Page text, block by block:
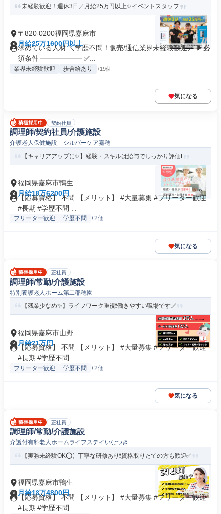
未経験歓迎！週休3日／月給25万円以上✨イベントスタッフ
〒820-0200福岡県嘉麻市
月給25万1600円以上
求めている人材 ＼学歴不問！販売/通信業界未経験歓迎／ ▶必
須条件 ━━━━━━ ✅...
業界未経験歓迎 歩合給あり +19個
気になる
契約社員
調理師/契約社員/介護施設
介護老人保健施設 シルバーケア嘉穂
【キャリアアップに✨】経験・スキルは給与でしっかり評価❗️
福岡県嘉麻市鴨生
月給18万6200円
【応募資格】 不問 【メリット】 #大量募集 #フリーター歓迎
#長期 #学歴不問 ...
フリーター歓迎 学歴不問 +2個
気になる
正社員
調理師/常勤/介護施設
特別養護老人ホーム第二稲穂園
【残業少なめ✨】ライフワーク重視❗️働きやすい職場です✅️
福岡県嘉麻市山野
月給21万円
【応募資格】 不問 【メリット】 #大量募集 #フリーター歓迎
#長期 #学歴不問 ...
フリーター歓迎 学歴不問 +2個
気になる
正社員
調理師/常勤/介護施設
介護付有料老人ホームライフステイいなつき
【実務未経験OK⭕️】丁寧な研修あり❗️資格取りたての方も歓迎✅️
福岡県嘉麻市鴨生
月給18万4800円
【応募資格】 不問 【メリット】 #大量募集 #フリーター歓迎
#長期 #学歴不問 ...